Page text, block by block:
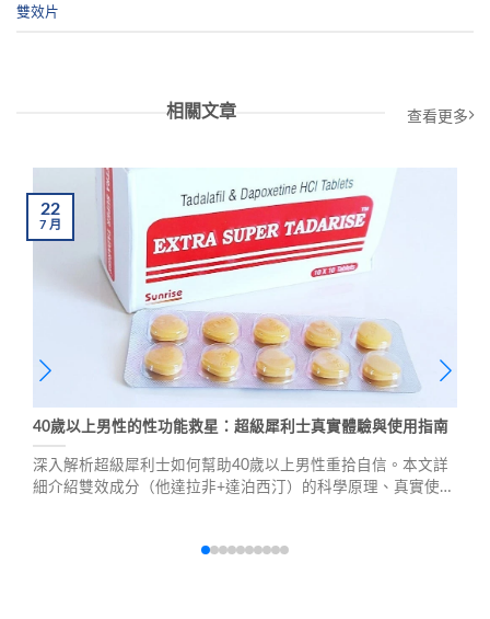
雙效片
相關文章 查看更多
40歲以上男性的性功能救星：超級犀利士真實體驗與使用指南
深入解析超級犀利士如何幫助40歲以上男性重拾自信。本文詳
細介紹雙效成分（他達拉非+達泊西汀）的科學原理、真實使用
22
7月